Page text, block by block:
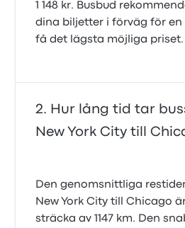
1 148 kr. Busbud
dina biljetter i förväg för
få det lägsta möjliga priset.
Hur lång tid tar
New York City till
Den genomsnittliga
New York City till Chicago är
sträcka av 1147 km. Den